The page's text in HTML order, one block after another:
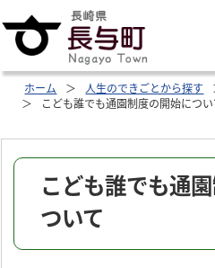
ホーム 人生のできごとから探す
こども誰でも通園制度の開始につい
こども誰でも通
ついて